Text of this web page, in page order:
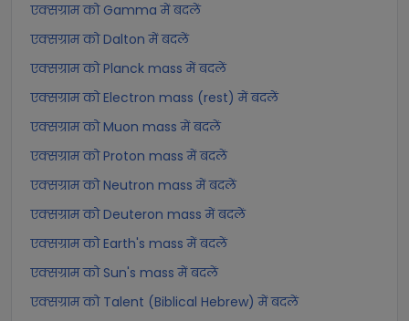
एक्सग्राम को Gamma में बदलें
एक्सग्राम को Dalton में बदलें
एक्सग्राम को Planck mass में बदलें
एक्सग्राम को Electron mass (rest) में बदलें
एक्सग्राम को Muon mass में बदलें
एक्सग्राम को Proton mass में बदलें
एक्सग्राम को Neutron mass में बदलें
एक्सग्राम को Deuteron mass में बदलें
एक्सग्राम को Earth's mass में बदलें
एक्सग्राम को Sun's mass में बदलें
एक्सग्राम को Talent (Biblical Hebrew) में बदलें